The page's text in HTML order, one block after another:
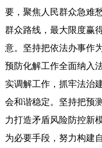
要，聚焦人民群众急难
群众路线，最大限度赢
意。坚持把依法办事作
预防化解工作全面纳入
实调解工作，抓牢法治
会和谐稳定。坚持把预
力打造矛盾风险防控新
为必要手段，努力构建